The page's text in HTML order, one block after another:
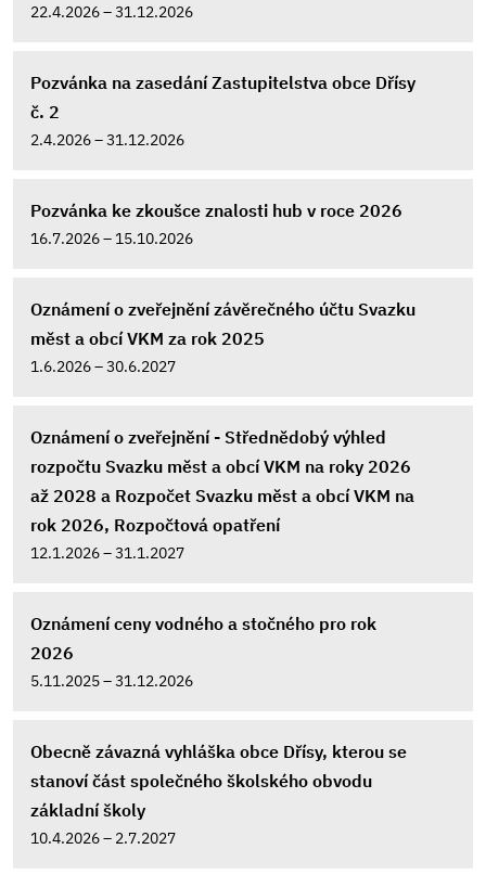
22.4.2026 – 31.12.2026
Pozvánka na zasedání Zastupitelstva obce Dřísy
č. 2
2.4.2026 – 31.12.2026
Pozvánka ke zkoušce znalosti hub v roce 2026
16.7.2026 – 15.10.2026
Oznámení o zveřejnění závěrečného účtu Svazku
měst a obcí VKM za rok 2025
1.6.2026 – 30.6.2027
Oznámení o zveřejnění - Střednědobý výhled
rozpočtu Svazku měst a obcí VKM na roky 2026
až 2028 a Rozpočet Svazku měst a obcí VKM na
rok 2026, Rozpočtová opatření
12.1.2026 – 31.1.2027
Oznámení ceny vodného a stočného pro rok
2026
5.11.2025 – 31.12.2026
Obecně závazná vyhláška obce Dřísy, kterou se
stanoví část společného školského obvodu
základní školy
10.4.2026 – 2.7.2027